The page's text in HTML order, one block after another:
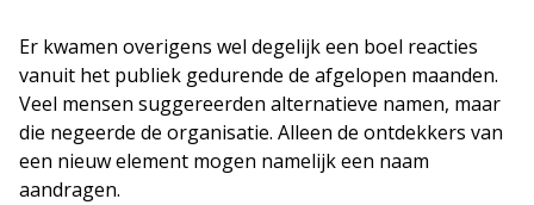
Er kwamen overigens wel degelijk een boel reacties
vanuit het publiek gedurende de afgelopen maanden.
Veel mensen suggereerden alternatieve namen, maar
die negeerde de organisatie. Alleen de ontdekkers van
een nieuw element mogen namelijk een naam
aandragen.